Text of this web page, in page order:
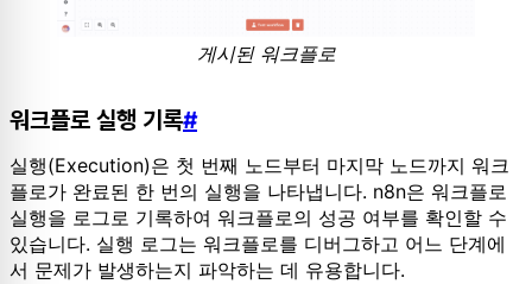
게시된 워크플로
워크플로 실행 기록#
실행(Execution)은 첫 번째 노드부터 마지막 노드까지 워크
플로가 완료된 한 번의 실행을 나타냅니다. n8n은 워크플로
실행을 로그로 기록하여 워크플로의 성공 여부를 확인할 수
있습니다. 실행 로그는 워크플로를 디버그하고 어느 단계에
서 문제가 발생하는지 파악하는 데 유용합니다.